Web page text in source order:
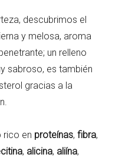
descubrimos el
y melosa, aroma
un relleno
sabroso, es también
gracias a la
rico en proteínas,fibra,
, alicina, aliína,